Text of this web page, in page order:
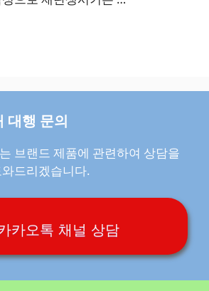
대행 문의
브랜드 제품에 관련하여 상담을
드리겠습니다.
카오톡 채널 상담